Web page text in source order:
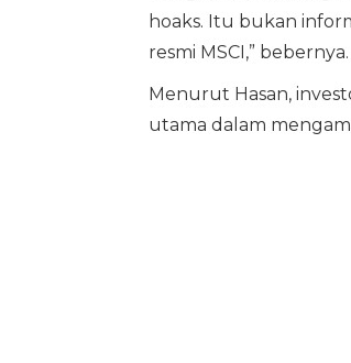
hoaks. Itu bukan
resmi MSCI,” bebernya.
Menurut Hasan,
utama dalam